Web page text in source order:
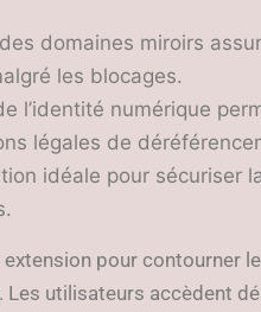
domaines miroirs
les blocages.
l’identité numérique
légales de
idéale pour sécuriser
pour contourner
utilisateurs accèdent